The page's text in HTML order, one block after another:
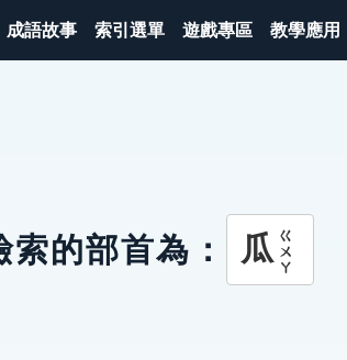
成語故事 索引選單 遊戲專區 教學應用
索的部首為： 瓜 ㄍㄨㄚ